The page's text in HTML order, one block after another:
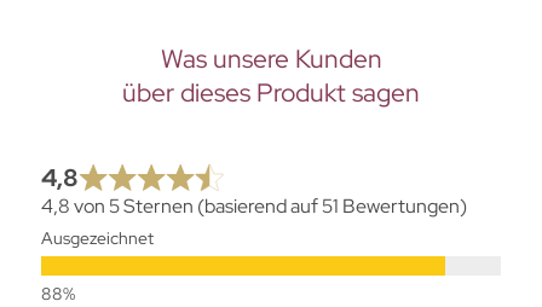
Was unsere Kunden
über dieses Produkt sagen
4,8
4,8 von 5 Sternen (basierend auf 51 Bewertungen)
Ausgezeichnet